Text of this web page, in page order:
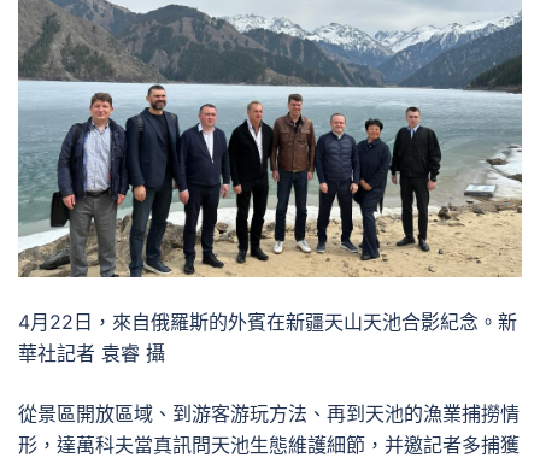
4月22日，來自俄羅斯的外賓在新疆天山天池合影紀念。新
華社記者 袁睿 攝
從景區開放區域、到游客游玩方法、再到天池的漁業捕撈情
形，達萬科夫當真訊問天池生態維護細節，并邀記者多捕獲